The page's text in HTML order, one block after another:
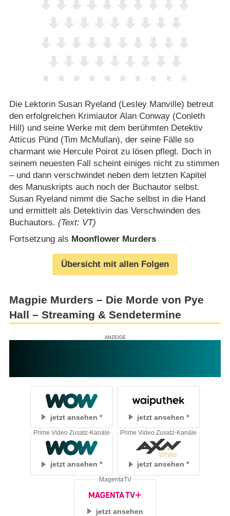
Die Lektorin Susan Ryeland (Lesley Manville) betreut
den erfolgreichen Krimiautor Alan Conway (Conleth
Hill) und seine Werke mit dem berühmten Detektiv
Atticus Pünd (Tim McMullan), der seine Fälle so
charmant wie Hercule Poirot zu lösen pflegt. Doch in
seinem neuesten Fall scheint einiges nicht zu stimmen
– und dann verschwindet neben dem letzten Kapitel
des Manuskripts auch noch der Buchautor selbst.
Susan Ryeland nimmt die Sache selbst in die Hand
und ermittelt als Detektivin das Verschwinden des
Buchautors. (Text: VT)
Fortsetzung als Moonflower Murders
Übersicht mit allen Folgen
Magpie Murders – Die Morde von Pye
Hall – Streaming & Sendetermine
jetzt ansehen jetzt ansehen
jetzt ansehen
Prime Video Zusatz-Kanäle
jetzt ansehen
Prime Video Zusatz-Kanäle
jetzt ansehen
MagentaTV